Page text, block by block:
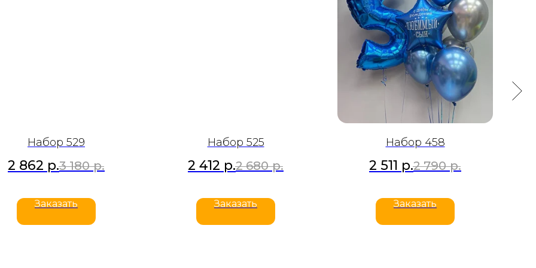
Набор 529
2 862 р.3 180 р.
Заказать
Набор 525
2 412 р.2 680 р.
Заказать
Набор 458
2 511 р.2 790 р.
Заказать